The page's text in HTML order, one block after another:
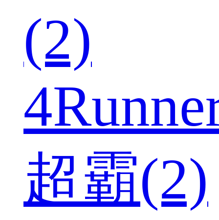
(2)
超霸(2)